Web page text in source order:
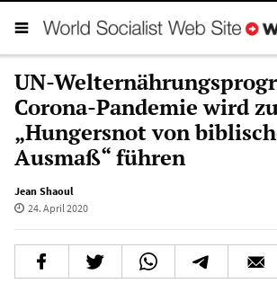
UN-
Corona-Pandemie wird
„Hungersnot von
Ausmaß“ führen
Jean Shaoul
24. April 2020